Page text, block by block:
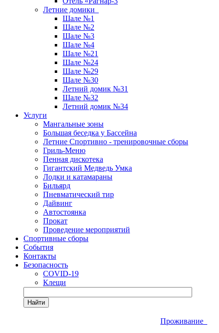
Летние домики
Шале №1
Шале №2
Шале №3
Шале №4
Шале №21
Шале №24
Шале №29
Шале №30
Летний домик №31
Шале №32
Летний домик №34
Услуги
Мангальные зоны
Большая беседка у Бассейна
Летние Спортивно - тренировочные сборы
Гриль-Меню
Пенная дискотека
Гигантский Медведь Умка
Лодки и катамараны
Бильярд
Пневматический тир
Дайвинг
Автостоянка
Прокат
Проведение мероприятий
Спортивные сборы
События
Контакты
Безопасность
COVID-19
Клещи
Найти
Проживание